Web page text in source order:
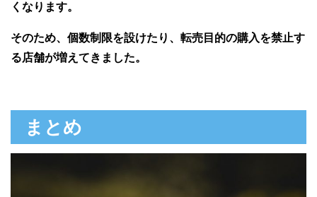
くなります。
そのため、個数制限を設けたり、転売目的の購入を禁止す
る店舗が増えてきました。
まとめ